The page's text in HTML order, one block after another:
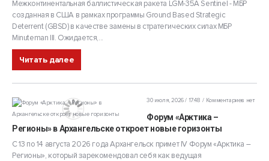
Межконтинентальная баллистическая ракета LGM-35A Sentinel - МБР
созданная в США в рамках программы Ground Based Strategic
Deterrent (GBSD) в качестве замены в стратегических силах МБР
Minuteman III. Ожидается,...
Читать далее
30 июля, 2026 / 17:48 Комментариев нет
Форум «Арктика –
Регионы» в Архангельске откроет новые горизонты
С 13 по 14 августа 2026 года Архангельск примет IV Форум «Арктика –
Регионы», который зарекомендовал себя как ведущая